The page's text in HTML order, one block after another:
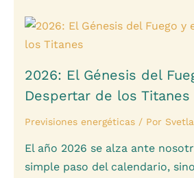
2026: El Génesis del
Despertar de los Titanes
Previsiones energéticas / Por
El año 2026 se alza ante
simple paso del calendario,